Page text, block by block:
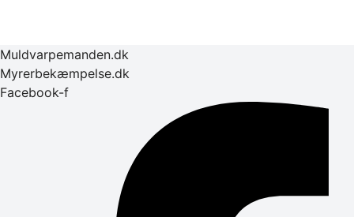
Muldvarpemanden.dk
Myrerbekæmpelse.dk
Facebook-f